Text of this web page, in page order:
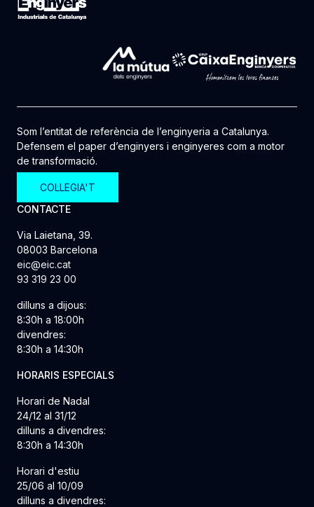
Som l’entitat de referència de l’enginyeria a Catalunya.
Defensem el paper d’enginyers i enginyeres com a motor
de transformació.
COL·LEGIA'T
CONTACTE
Via Laietana, 39.
08003 Barcelona
eic@eic.cat
93 319 23 00
dilluns a dijous:
8:30h a 18:00h
divendres:
8:30h a 14:30h
HORARIS ESPECIALS
Horari de Nadal
24/12 al 31/12
dilluns a divendres:
8:30h a 14:30h
Horari d'estiu
25/06 al 10/09
dilluns a divendres: